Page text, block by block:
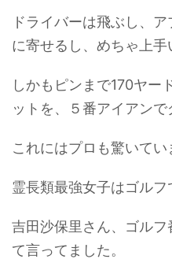
ドライバーは飛ぶし、
に寄せるし、めちゃ上手
しかもピンまで170ヤー
ットを、５番アイアンで
これにはプロも驚いてい
霊長類最強女子はゴルフ
吉田沙保里さん、ゴル
て言ってました。